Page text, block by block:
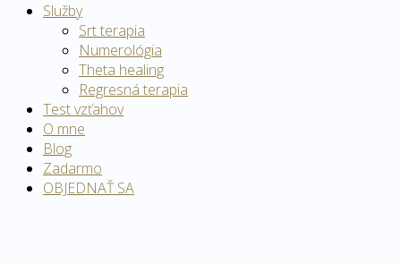
Služby
Srt terapia
Numerológia
Theta healing
Regresná terapia
Test vzťahov
O mne
Blog
Zadarmo
OBJEDNAŤ SA